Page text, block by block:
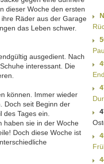
dieser Woche den ersten
Räder aus der Garage
das Leben schwer.
ausgedient. Nach
interessant. Die
können. Immer wieder
Doch seit Beginn der
Tages ein.
haben sie in der Woche
Doch diese Woche ist